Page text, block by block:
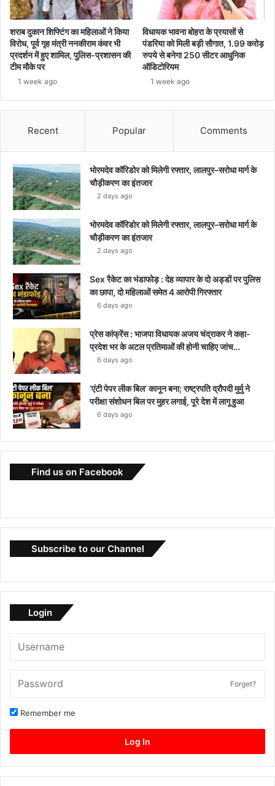
शराब दुकान शिफ्टिंग का महिलाओं ने किया
विरोध, पूर्व गृह मंत्री ननकीराम कंवर भी
प्रदर्शन में हुए शामिल, पुलिस-प्रशासन की
टीम मौके पर
1 week ago
विधायक भावना बोहरा के प्रयासों से
पंडरिया को मिली बड़ी सौगात, 1.99 करोड़
रुपये से बनेगा 250 सीटर आधुनिक
ऑडिटोरियम
1 week ago
Recent Popular Comments
भोरमदेव कॉरिडोर को मिलेगी रफ्तार, लालपुर–सरोधा मार्ग के
चौड़ीकरण का इंतजार
2 days ago
भोरमदेव कॉरिडोर को मिलेगी रफ्तार, लालपुर–सरोधा मार्ग के
चौड़ीकरण का इंतजार
2 days ago
Sex रैकेट का भंडाफोड़ : देह व्यापार के दो अड्डों पर पुलिस
का छापा, दो महिलाओं समेत 4 आरोपी गिरफ्तार
6 days ago
प्रेस कांफ्रेंस : भाजपा विधायक अजय चंद्राकर ने कहा-
प्रदेश भर के अटल प्रतिमाओं की होनी चाहिए जांच…
6 days ago
‘एंटी पेपर लीक बिल’ कानून बना; राष्ट्रपति द्रौपदी मुर्मु ने
परीक्षा संशोधन बिल पर मुहर लगाई, पूरे देश में लागू हुआ
6 days ago
Find us on Facebook
Subscribe to our Channel
Login
Forget?
Remember me
Log In